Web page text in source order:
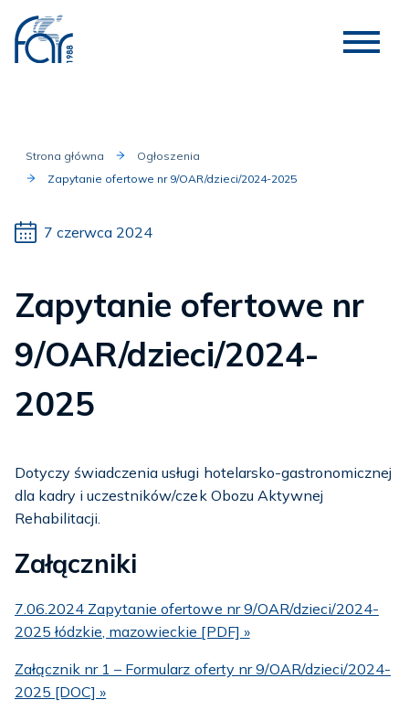
Strona główna
Ogłoszenia
Zapytanie ofertowe nr 9/OAR/dzieci/2024-2025
7 czerwca 2024
Zapytanie ofertowe nr
9/OAR/dzieci/2024-
2025
Dotyczy świadczenia usługi hotelarsko-gastronomicznej
dla kadry i uczestników/czek Obozu Aktywnej
Rehabilitacji.
Załączniki
7.06.2024 Zapytanie ofertowe nr 9/OAR/dzieci/2024-
2025 łódzkie, mazowieckie [PDF] »
Załącznik nr 1 – Formularz oferty nr 9/OAR/dzieci/2024-
2025 [DOC] »